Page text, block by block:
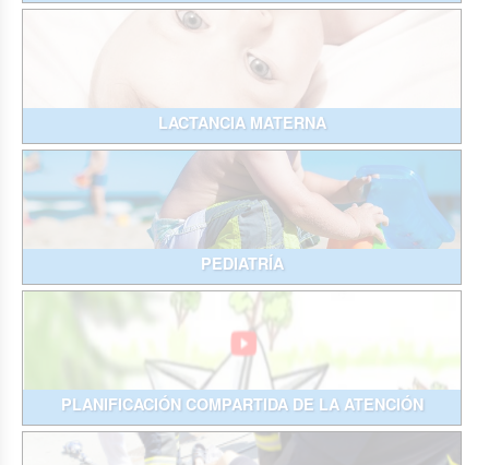
LACTANCIA MATERNA
PEDIATRÍA
PLANIFICACIÓN COMPARTIDA DE LA ATENCIÓN